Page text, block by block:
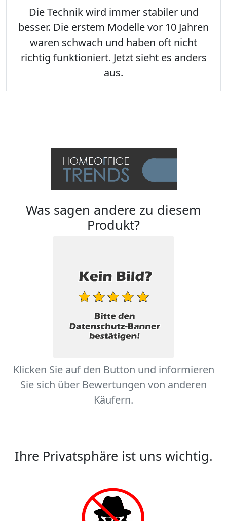
Die Technik wird immer stabiler und
besser. Die erstem Modelle vor 10 Jahren
waren schwach und haben oft nicht
richtig funktioniert. Jetzt sieht es anders
aus.
Was sagen andere zu diesem
Produkt?
Klicken Sie auf den Button und informieren
Sie sich über Bewertungen von anderen
Käufern.
Ihre Privatsphäre ist uns wichtig.